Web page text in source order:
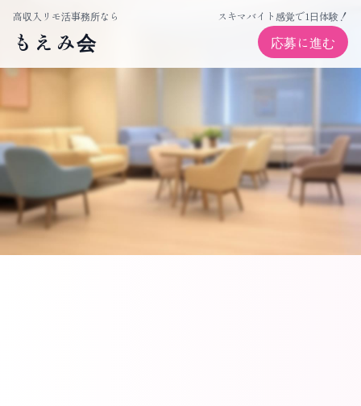
高収入リモ活・チャットレディ事務所ならもえみ会
高収入リモ活事務所なら スキマバイト感覚で1日体験！
もえみ会 応募に進む